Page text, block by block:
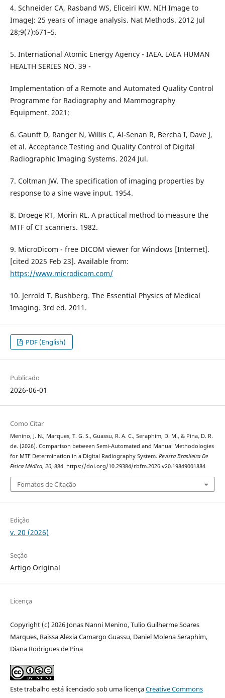
4. Schneider CA, Rasband WS, Eliceiri KW. NIH Image to
ImageJ: 25 years of image analysis. Nat Methods. 2012 Jul
28;9(7):671–5.
5. International Atomic Energy Agency - IAEA. IAEA HUMAN
HEALTH SERIES NO. 39 -
Implementation of a Remote and Automated Quality Control
Programme for Radiography and Mammography
Equipment. 2021;
6. Gauntt D, Ranger N, Willis C, Al-Senan R, Bercha I, Dave J,
et al. Acceptance Testing and Quality Control of Digital
Radiographic Imaging Systems. 2024 Jul.
7. Coltman JW. The specification of imaging properties by
response to a sine wave input. 1954.
8. Droege RT, Morin RL. A practical method to measure the
MTF of CT scanners. 1982.
9. MicroDicom - free DICOM viewer for Windows [Internet].
[cited 2025 Feb 23]. Available from:
https://www.microdicom.com/
10. Jerrold T. Bushberg. The Essential Physics of Medical
Imaging. 3rd ed. 2011.
PDF (English)
Publicado
2026-06-01
Como Citar
Menino, J. N., Marques, T. G. S., Guassu, R. A. C., Seraphim, D. M., & Pina, D. R.
de. (2026). Comparison between Semi-Automated and Manual Methodologies
for MTF Determination in a Digital Radiography System. Revista Brasileira De
Física Médica, 20, 884. https://doi.org/10.29384/rbfm.2026.v20.19849001884
Fomatos de Citação
Edição
v. 20 (2026)
Seção
Artigo Original
Licença
Copyright (c) 2026 Jonas Nanni Menino, Tulio Guilherme Soares
Marques, Raissa Alexia Camargo Guassu, Daniel Molena Seraphim,
Diana Rodrigues de Pina
Este trabalho está licenciado sob uma licençaCreative Commons